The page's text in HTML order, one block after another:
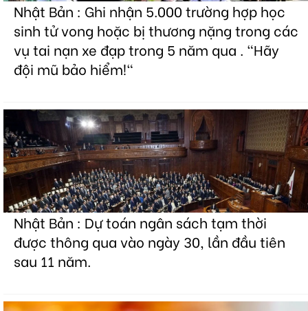
Nhật Bản : Ghi nhận 5.000 trường hợp học
sinh tử vong hoặc bị thương nặng trong các
vụ tai nạn xe đạp trong 5 năm qua . "Hãy
đội mũ bảo hiểm!"
Nhật Bản : Dự toán ngân sách tạm thời
được thông qua vào ngày 30, lần đầu tiên
sau 11 năm.